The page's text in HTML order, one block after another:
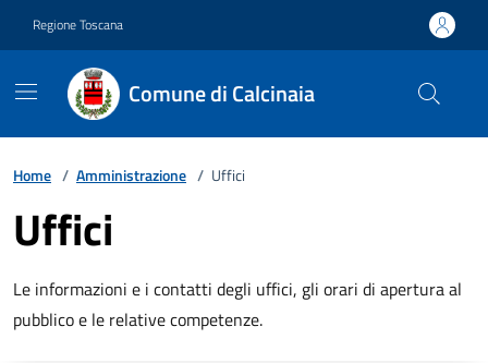
Regione Toscana
Comune di Calcinaia
Home / Amministrazione / Uffici
Uffici
Le informazioni e i contatti degli uffici, gli orari di apertura al
pubblico e le relative competenze.